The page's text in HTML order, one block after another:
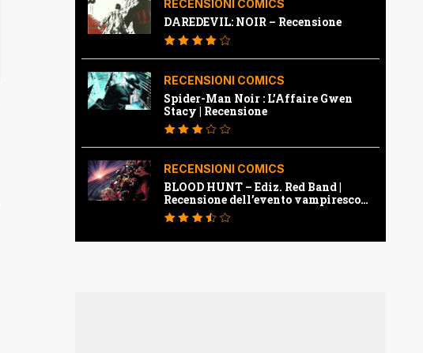
RECENSIONI COMICS
DAREDEVIL: NOIR – Recensione
RECENSIONI COMICS
Spider-Man Noir : L’Affaire Gwen
Stacy | Recensione
RECENSIONI COMICS
BLOOD HUNT – Ediz. Red Band |
Recensione dell’evento vampiresco
della Marvel